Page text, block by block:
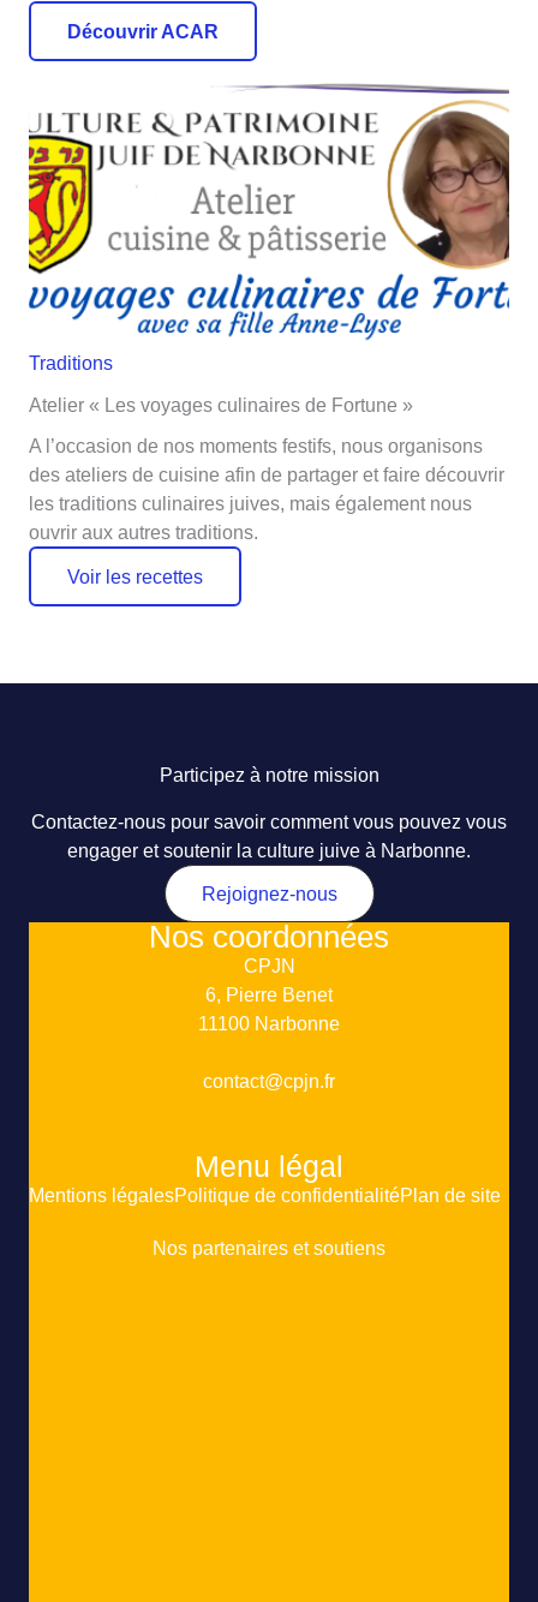
Découvrir ACAR
Traditions
Atelier « Les voyages culinaires de Fortune »
A l’occasion de nos moments festifs, nous organisons
des ateliers de cuisine afin de partager et faire découvrir
les traditions culinaires juives, mais également nous
ouvrir aux autres traditions.
Voir les recettes
Participez à notre mission
Contactez-nous pour savoir comment vous pouvez vous
engager et soutenir la culture juive à Narbonne.
Rejoignez-nous
Nos coordonnées
CPJN
6, Pierre Benet
11100 Narbonne
contact@cpjn.fr
Menu légal
Mentions légalesPolitique de confidentialitéPlan de site
Nos partenaires et soutiens